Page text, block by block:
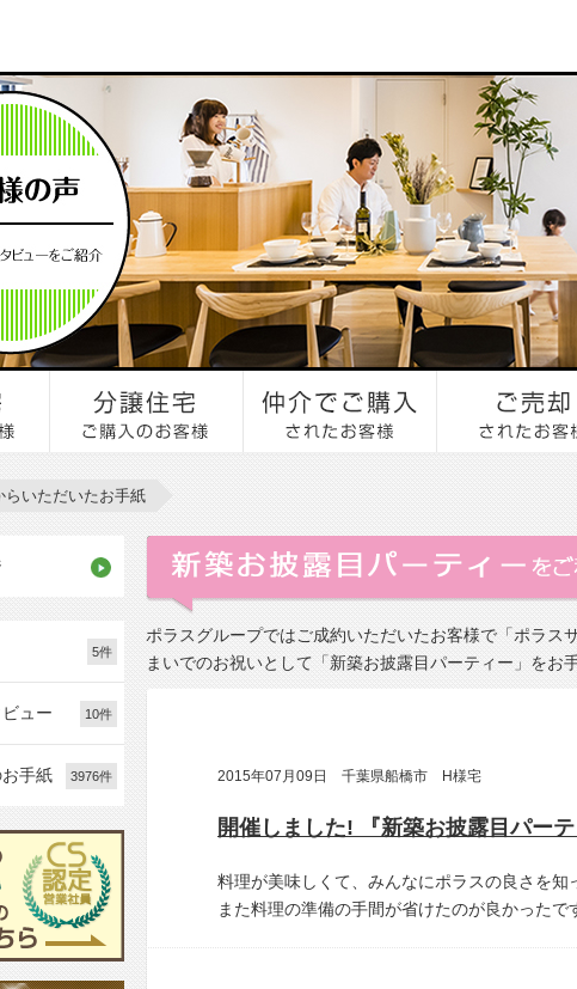
らいただいたお手紙
ポラスグループではご成約いただいたお客様で「ポラ
まいでのお祝いとして「新築お披露目パーティー」をお
2015年07月09日 千葉県船橋市 H様宅
料理が美味しくて、みんなにポラスの良さを知
また料理の準備の手間が省けたのが良かったで
5件
ュー 10件
手紙 3976件